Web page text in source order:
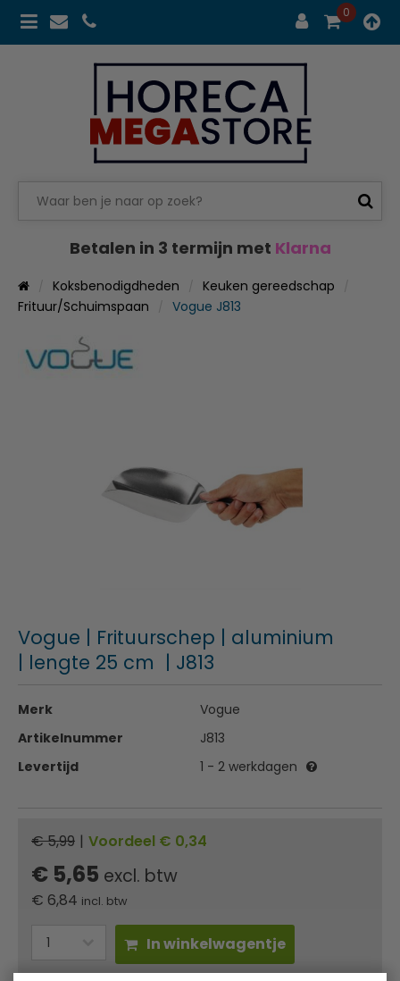
0
Betalen in 3 termijn met Klarna
Koksbenodigdheden
Keuken gereedschap
Frituur/Schuimspaan
Vogue J813
Vogue | Frituurschep | aluminium
| lengte 25 cm | J813
Merk
Vogue
Artikelnummer
J813
Levertijd
1 - 2 werkdagen
€ 5,99 | Voordeel € 0,34
€ 5,65 excl. btw
€ 6,84 incl. btw
In winkelwagentje